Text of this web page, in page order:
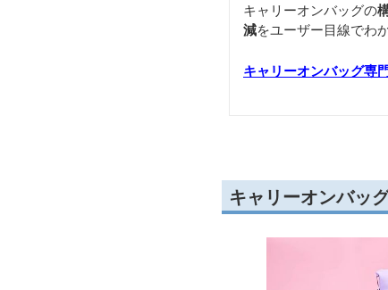
キャリーオンバッグの
減をユーザー目線でわ
キャリーオンバッグ専
キャリーオンバッ